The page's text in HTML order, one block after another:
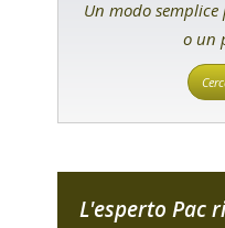
Un modo
o un
L'esperto Pac